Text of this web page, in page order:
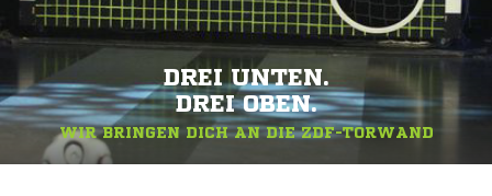
DREI UNTEN.
DREI OBEN.
WIR BRINGEN DICH AN DIE ZDF-TORWAND